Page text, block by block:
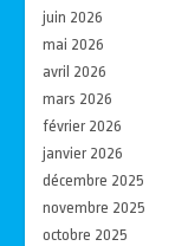
juin 2026
mai 2026
avril 2026
mars 2026
février 2026
janvier 2026
décembre 2025
novembre 2025
octobre 2025